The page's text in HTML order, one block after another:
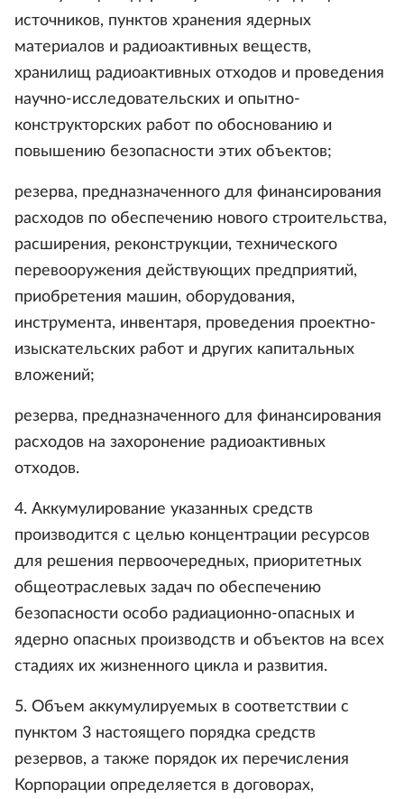
источников, пунктов хранения ядерных
материалов и радиоактивных веществ,
хранилищ радиоактивных отходов и проведения
научно-исследовательских и опытно-
конструкторских работ по обоснованию и
повышению безопасности этих объектов;
резерва, предназначенного для финансирования
расходов по обеспечению нового строительства,
расширения, реконструкции, технического
перевооружения действующих предприятий,
приобретения машин, оборудования,
инструмента, инвентаря, проведения проектно-
изыскательских работ и других капитальных
вложений;
резерва, предназначенного для финансирования
расходов на захоронение радиоактивных
отходов.
4. Аккумулирование указанных средств
производится с целью концентрации ресурсов
для решения первоочередных, приоритетных
общеотраслевых задач по обеспечению
безопасности особо радиационно-опасных и
ядерно опасных производств и объектов на всех
стадиях их жизненного цикла и развития.
5. Объем аккумулируемых в соответствии с
пунктом 3 настоящего порядка средств
резервов, а также порядок их перечисления
Корпорации определяется в договорах,